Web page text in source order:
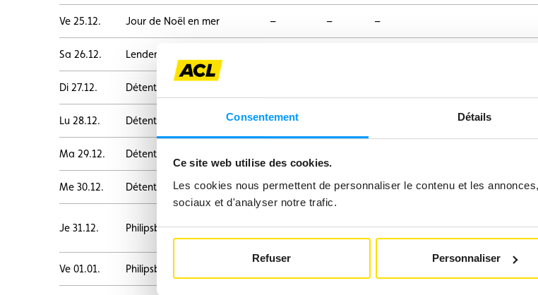
Consentement Détails
Ce site web utilise des cookies.
Les cookies nous permettent de personnaliser le contenu et les
sociaux et d'analyser notre trafic.
Refuser Personnaliser
Ve 25.12. Jour de Noël en mer – – –
Sa 26.12. Lendemain de Noël en mer
Di 27.12. Détente en mer
Lu 28.12. Détente en mer –
Ma 29.12. Détente en mer
Me 30.12. Détente en mer – – –
Je 31.12. Philipsburg / Saint-Martin 20:00 –
Saint-Martin)
Ve 01.01. Philipsburg / Saint-Martin